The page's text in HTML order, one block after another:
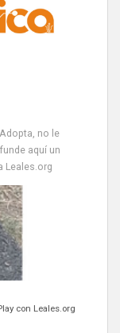
Adopta, no le
aquí un
Leales.org
con Leales.org